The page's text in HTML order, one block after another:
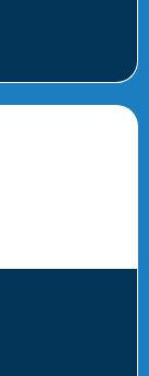
4